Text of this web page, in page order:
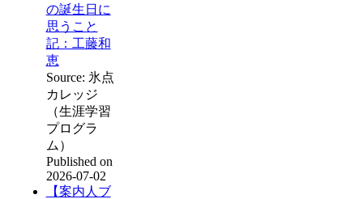
の誕生日に
思うこと
記：工藤和
恵
Source: 氷点
カレッジ
（生涯学習
プログラ
ム）
Published on
2026-07-02
【案内人ブ